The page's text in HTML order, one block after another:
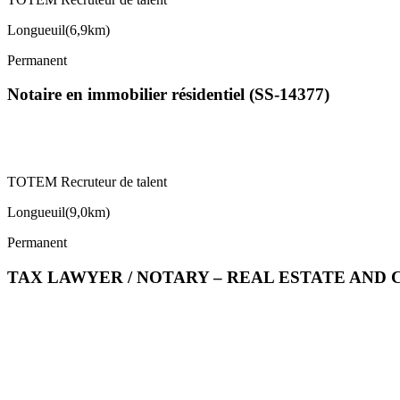
Longueuil(6,9km)
Permanent
Notaire en immobilier résidentiel (SS-14377)
TOTEM Recruteur de talent
Longueuil(9,0km)
Permanent
TAX LAWYER / NOTARY – REAL ESTATE AND